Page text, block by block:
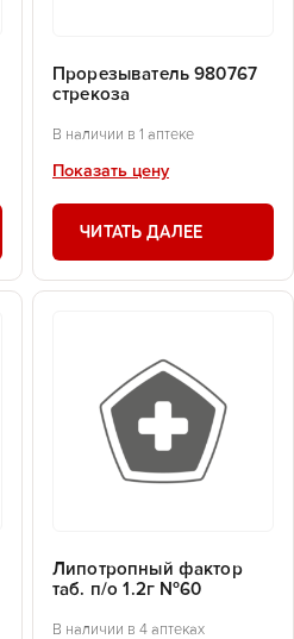
Прорезыватель 980767
стрекоза
В наличии в 1 аптеке
Показать цену
ЧИТАТЬ ДАЛЕЕ
Липотропный фактор
таб. п/о 1.2г №60
В наличии в 4 аптеках